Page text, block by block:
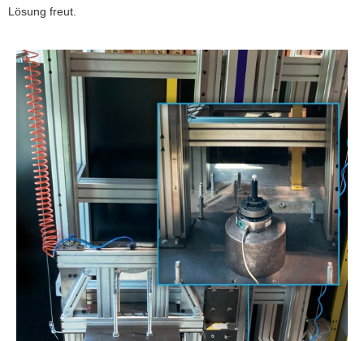
Lösung freut.